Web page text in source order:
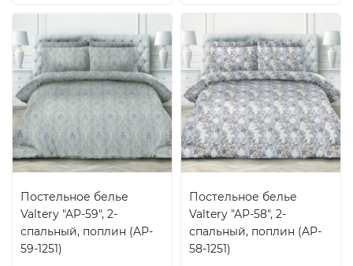
Постельное белье
Valtery "AP-59", 2-
спальный, поплин (AP-
59-1251)
Постельное белье
Valtery "AP-58", 2-
спальный, поплин (AP-
58-1251)